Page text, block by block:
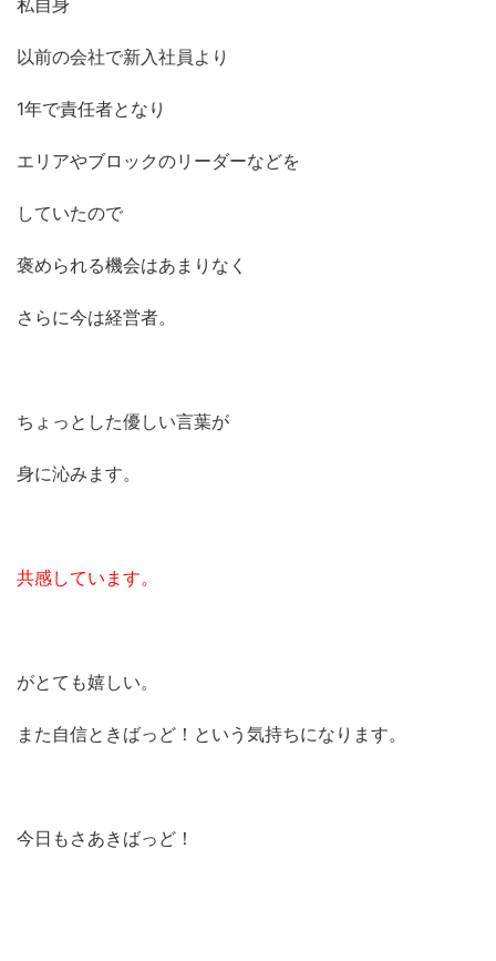
私自身
以前の会社で新入社員より
1年で責任者となり
エリアやブロックのリーダーなどを
していたので
褒められる機会はあまりなく
さらに今は経営者。
ちょっとした優しい言葉が
身に沁みます。
共感しています。
がとても嬉しい。
また自信ときばっど！という気持ちになります。
今日もさあきばっど！